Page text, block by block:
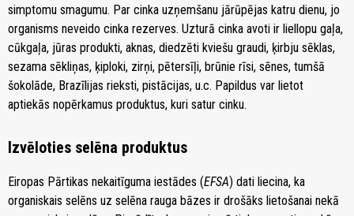
simptomu smagumu. Par cinka uzņemšanu jārūpējas katru dienu, jo
organisms neveido cinka rezerves. Uzturā cinka avoti ir liellopu gaļa,
cūkgaļa, jūras produkti, aknas, diedzēti kviešu graudi, ķirbju sēklas,
sezama sēkliņas, ķiploki, zirņi, pētersīļi, brūnie rīsi, sēnes, tumšā
šokolāde, Brazīlijas rieksti, pistācijas, u.c. Papildus var lietot
aptiekās nopērkamus produktus, kuri satur cinku.
Izvēloties selēna produktus
Eiropas Pārtikas nekaitīguma iestādes (EFSA) dati liecina, ka
organiskais selēns uz selēna rauga bāzes ir drošāks lietošanai nekā